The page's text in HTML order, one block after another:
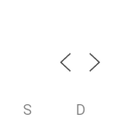
S D